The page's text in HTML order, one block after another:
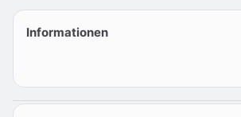
Informationen